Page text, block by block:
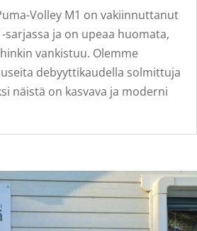
Volley M1 on vakiinnuttanut
sarjassa ja on upeaa huomata,
vankistuu. Olemme
debyyttikaudella solmittuja
näistä on kasvava ja moderni